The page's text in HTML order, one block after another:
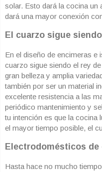
solar. Esto dará la cocina
dará una mayor conexión
El cuarzo sigue
En el diseño de encimeras e
cuarzo sigue siendo el rey
gran belleza y amplia
también por ser un material
excelente resistencia a las
periódico mantenimiento y
tu intención es que la cocina
el mayor tiempo posible, el
Electrodomésticos de
Hasta hace no mucho